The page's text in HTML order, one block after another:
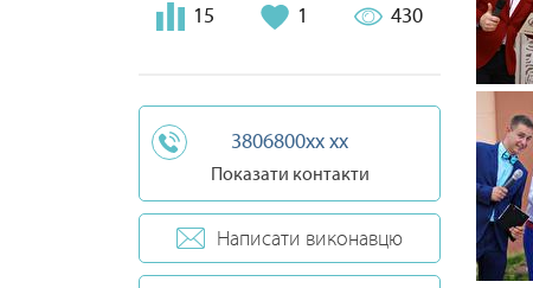
15 1 430
3806800xx xx
Показати контакти
Написати виконавцю